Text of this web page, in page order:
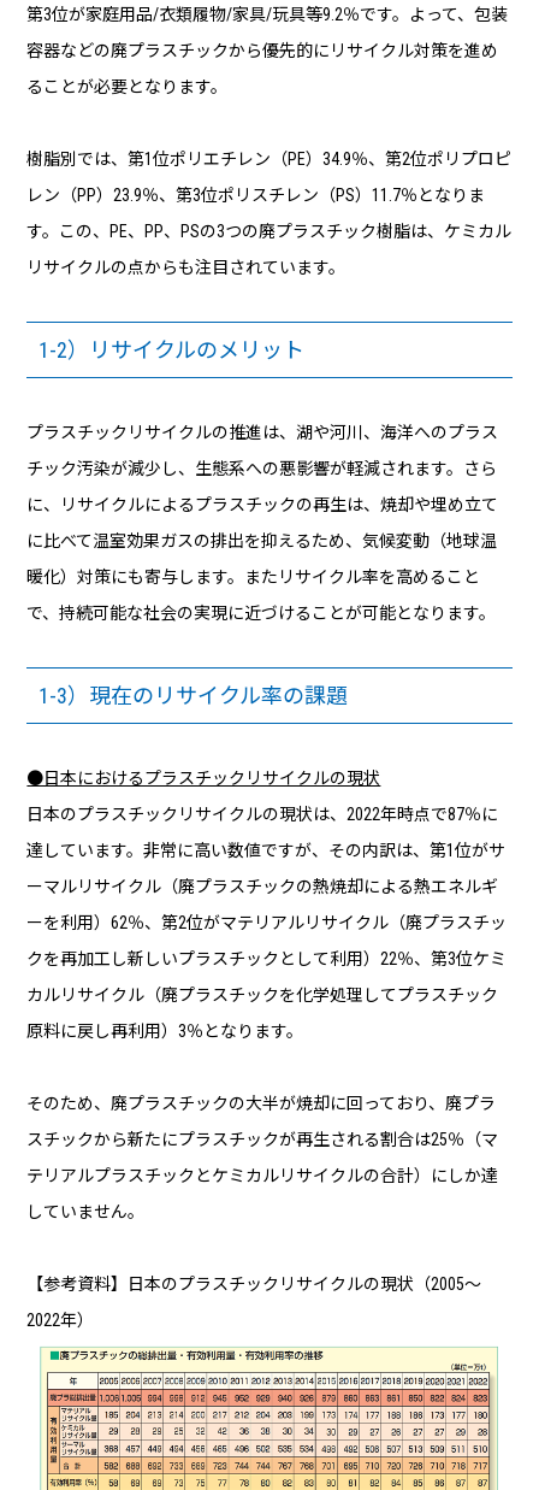
第3位が家庭用品/衣類履物/家具/玩具等9.2％です。よって、包装
容器などの廃プラスチックから優先的にリサイクル対策を進め
ることが必要となります。
樹脂別では、第1位ポリエチレン（PE）34.9％、第2位ポリプロピ
レン（PP）23.9％、第3位ポリスチレン（PS）11.7％となりま
す。この、PE、PP、PSの3つの廃プラスチック樹脂は、ケミカル
リサイクルの点からも注目されています。
1-2）リサイクルのメリット
プラスチックリサイクルの推進は、湖や河川、海洋へのプラス
チック汚染が減少し、生態系への悪影響が軽減されます。さら
に、リサイクルによるプラスチックの再生は、焼却や埋め立て
に比べて温室効果ガスの排出を抑えるため、気候変動（地球温
暖化）対策にも寄与します。またリサイクル率を高めること
で、持続可能な社会の実現に近づけることが可能となります。
1-3）現在のリサイクル率の課題
●日本におけるプラスチックリサイクルの現状
日本のプラスチックリサイクルの現状は、2022年時点で87％に
達しています。非常に高い数値ですが、その内訳は、第1位がサ
ーマルリサイクル（廃プラスチックの熱焼却による熱エネルギ
ーを利用）62％、第2位がマテリアルリサイクル（廃プラスチッ
クを再加工し新しいプラスチックとして利用）22％、第3位ケミ
カルリサイクル（廃プラスチックを化学処理してプラスチック
原料に戻し再利用）3％となります。
そのため、廃プラスチックの大半が焼却に回っており、廃プラ
スチックから新たにプラスチックが再生される割合は25％（マ
テリアルプラスチックとケミカルリサイクルの合計）にしか達
していません。
【参考資料】日本のプラスチックリサイクルの現状（2005～
2022年）